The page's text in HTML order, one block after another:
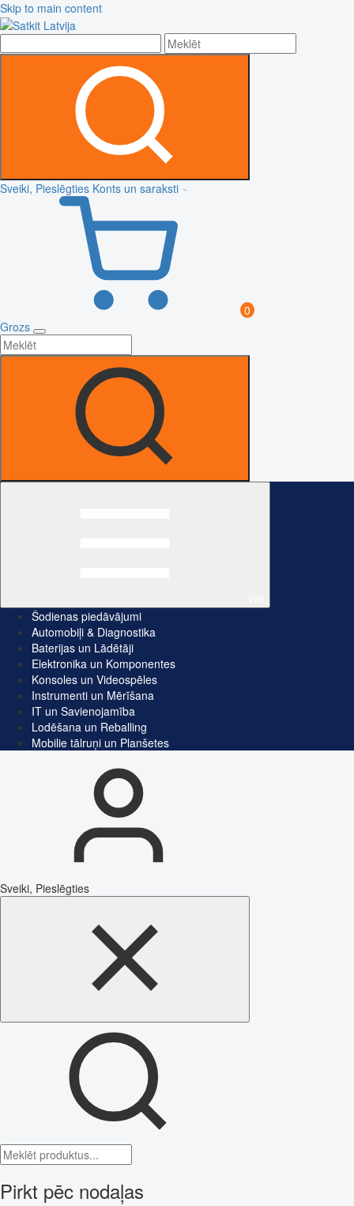
Skip to main content
Sveiki, Pieslēgties Konts un saraksti
0
Grozs
Šodienas piedāvājumi
Automobiļi & Diagnostika
Baterijas un Lādētāji
Elektronika un Komponentes
Konsoles un Videospēles
Instrumenti un Mērīšana
IT un Savienojamība
Lodēšana un Reballing
Mobilie tālruņi un Planšetes
Sveiki, Pieslēgties
Pirkt pēc nodaļas